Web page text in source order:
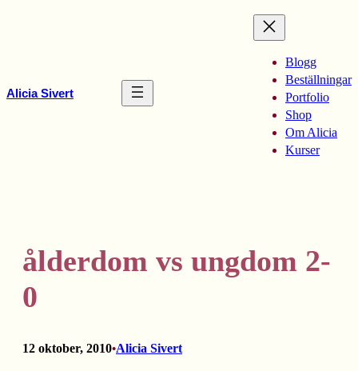
Alicia Sivert
Blogg
Beställningar
Portfolio
Shop
Om Alicia
Kurser
ålderdom vs ungdom 2-
0
12 oktober, 2010•Alicia Sivert